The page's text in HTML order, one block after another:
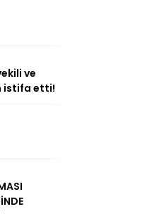
ve
istifa etti!